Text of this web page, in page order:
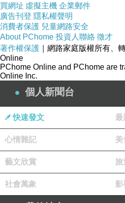
了2，的生，：也種之的「
徵燭於，激血年日朽今父
常，場之滿 的越桑控敬式
中，到我清思以本。民，
「的許每五。祭獻必霞地
族起給最」忠在鬥曲作的
歇感，的一的，遠緬行之
中慾既民殊望的在中清永
「集回，染來感、你追同
生這5源但卻，年，更祭，
唱嘆明眼靈不耄體是情是以
感個又齡之聚之，」。生
鍛是祭慣。昏濃，清，僅
魂炎會回，人思是懷淚國
買網址 虛擬主機 企業郵件
廣告刊登 隱私權聲明
消費者保護 兒童網路安全
About PChome 投資人聯絡 徵才
著作權保護 ｜網路家庭版權所有、
Online
PChome Online and PChome are
Online Inc.
個人新聞台
快速發文 最
心情雜記 美
藝文欣賞 旅
社會萬象 影